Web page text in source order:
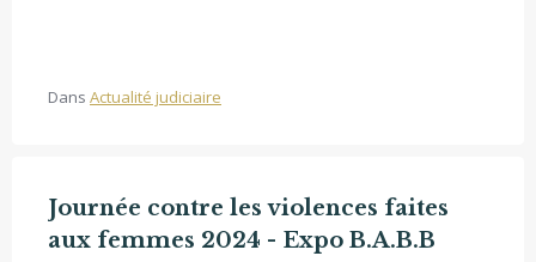
Dans Actualité judiciaire
Journée contre les violences faites
aux femmes 2024 - Expo B.A.B.B